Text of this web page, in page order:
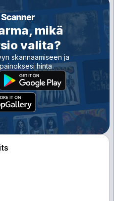
mikä
valita?
skannaamiseen ja
hinta